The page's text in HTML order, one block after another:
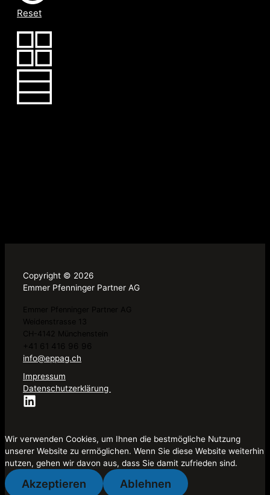
Reset
Copyright © 2026
Emmer Pfenninger Partner AG
Emmer Pfenninger Partner AG
Weidenstrasse 13
CH-4142 Münchenstein
+41 61 416 96 96
info@eppag.ch
Impressum
Datenschutzerklärung
Wir verwenden Cookies, um Ihnen die bestmögliche Nutzung
unserer Website zu ermöglichen. Wenn Sie diese Website weiterhin
nutzen, gehen wir davon aus, dass Sie damit zufrieden sind.
Akzeptieren Ablehnen